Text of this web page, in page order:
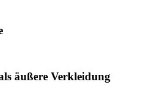
äußere Verkleidung